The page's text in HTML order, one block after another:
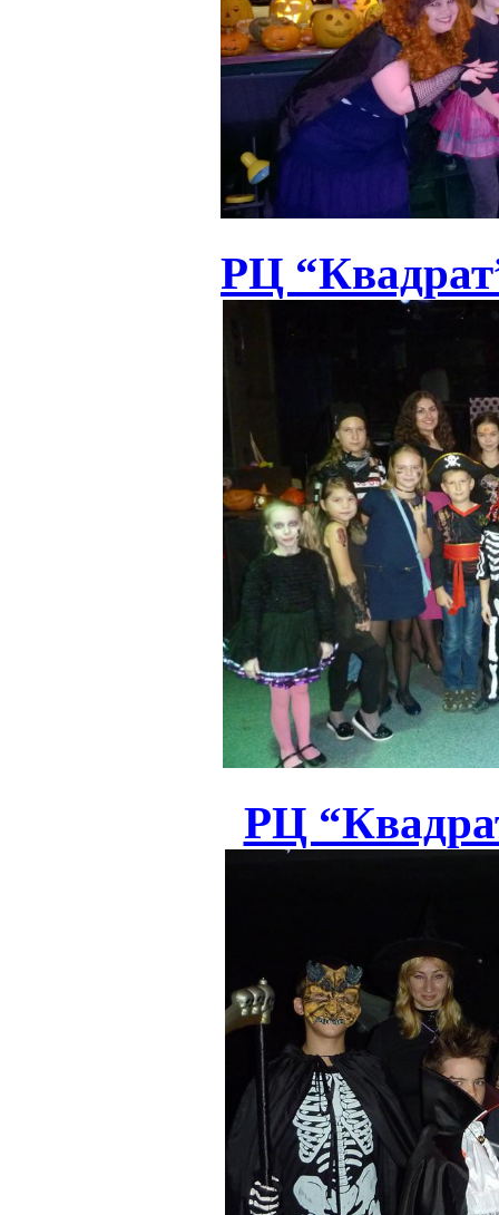
РЦ
РЦ